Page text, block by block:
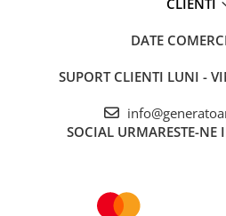
CLIENTI
DATE
SUPORT CLIENTI LUNI -
SOCIAL URMARESTE-